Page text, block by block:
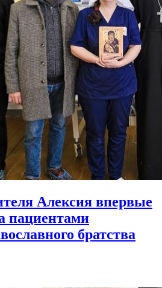
Алексия впервые
пациентами
братства